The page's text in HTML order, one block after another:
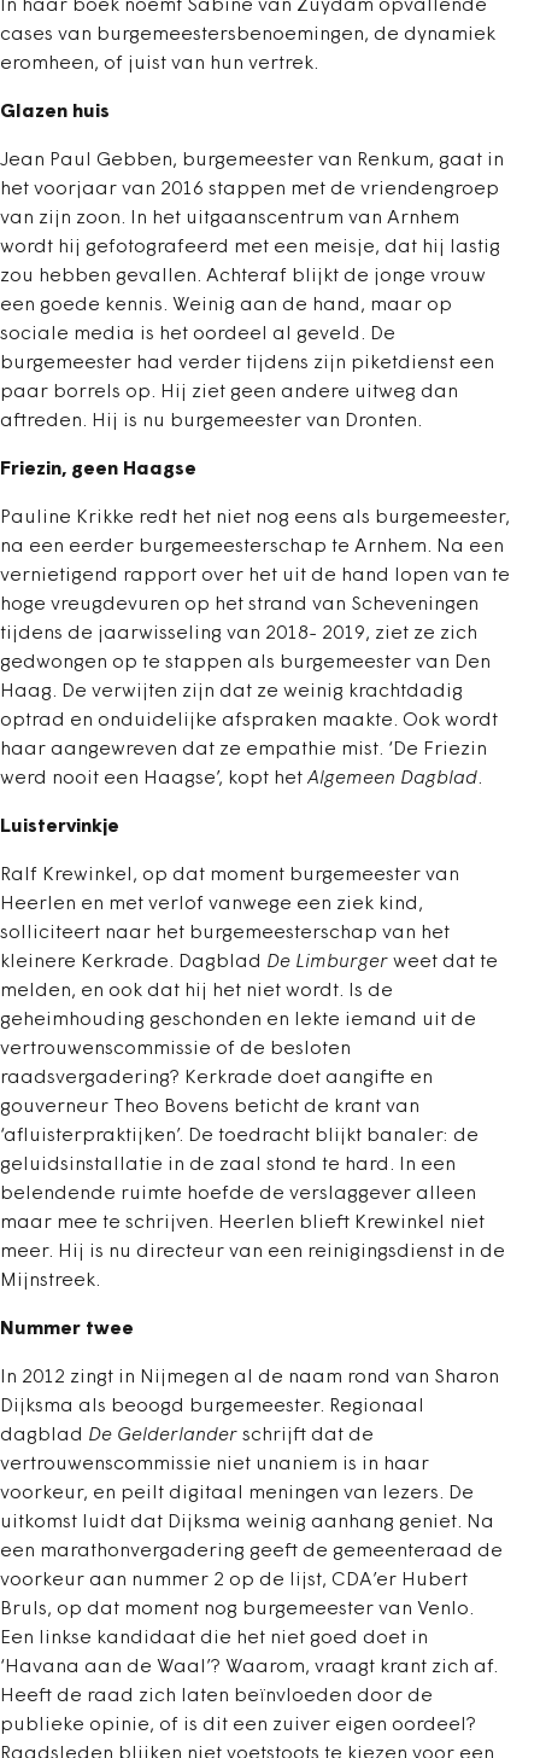
In haar boek noemt Sabine van Zuydam opvallende
cases van burgemeestersbenoemingen, de dynamiek
eromheen, of juist van hun vertrek.
Glazen huis
Jean Paul Gebben, burgemeester van Renkum, gaat in
het voorjaar van 2016 stappen met de vriendengroep
van zijn zoon. In het uitgaanscentrum van Arnhem
wordt hij gefotografeerd met een meisje, dat hij lastig
zou hebben gevallen. Achteraf blijkt de jonge vrouw
een goede kennis. Weinig aan de hand, maar op
sociale media is het oordeel al geveld. De
burgemeester had verder tijdens zijn piketdienst een
paar borrels op. Hij ziet geen andere uitweg dan
aftreden. Hij is nu burgemeester van Dronten.
Friezin, geen Haagse
Pauline Krikke redt het niet nog eens als burgemeester,
na een eerder burgemeesterschap te Arnhem. Na een
vernietigend rapport over het uit de hand lopen van te
hoge vreugdevuren op het strand van Scheveningen
tijdens de jaarwisseling van 2018- 2019, ziet ze zich
gedwongen op te stappen als burgemeester van Den
Haag. De verwijten zijn dat ze weinig krachtdadig
optrad en onduidelijke afspraken maakte. Ook wordt
haar aangewreven dat ze empathie mist. ‘De Friezin
werd nooit een Haagse’, kopt het Algemeen Dagblad.
Luistervinkje
Ralf Krewinkel, op dat moment burgemeester van
Heerlen en met verlof vanwege een ziek kind,
solliciteert naar het burgemeesterschap van het
kleinere Kerkrade. Dagblad De Limburger weet dat te
melden, en ook dat hij het niet wordt. Is de
geheimhouding geschonden en lekte iemand uit de
vertrouwenscommissie of de besloten
raadsvergadering? Kerkrade doet aangifte en
gouverneur Theo Bovens beticht de krant van
‘afluisterpraktijken’. De toedracht blijkt banaler: de
geluidsinstallatie in de zaal stond te hard. In een
belendende ruimte hoefde de verslaggever alleen
maar mee te schrijven. Heerlen blieft Krewinkel niet
meer. Hij is nu directeur van een reinigingsdienst in de
Mijnstreek.
Nummer twee
In 2012 zingt in Nijmegen al de naam rond van Sharon
Dijksma als beoogd burgemeester. Regionaal
dagblad De Gelderlander schrijft dat de
vertrouwenscommissie niet unaniem is in haar
voorkeur, en peilt digitaal meningen van lezers. De
uitkomst luidt dat Dijksma weinig aanhang geniet. Na
een marathonvergadering geeft de gemeenteraad de
voorkeur aan nummer 2 op de lijst, CDA’er Hubert
Bruls, op dat moment nog burgemeester van Venlo.
Een linkse kandidaat die het niet goed doet in
‘Havana aan de Waal’? Waarom, vraagt krant zich af.
Heeft de raad zich laten beïnvloeden door de
publieke opinie, of is dit een zuiver eigen oordeel?